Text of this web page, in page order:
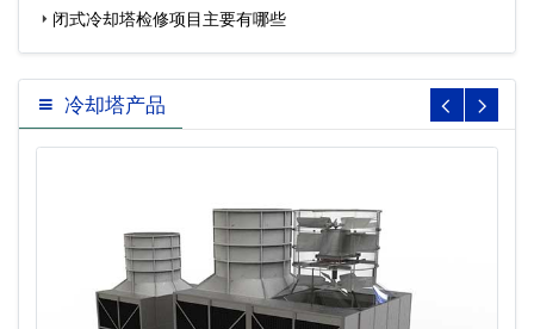
闭式冷却塔检修项目主要有哪些
冷却塔产品